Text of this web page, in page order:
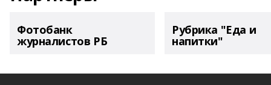
Фотобанк
журналистов РБ
Рубрика "Еда и
напитки"